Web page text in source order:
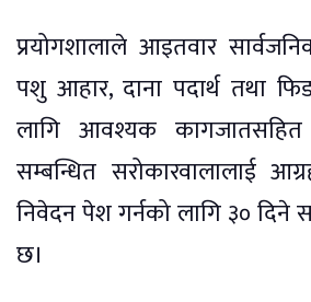
प्रयोगशालाले आइतवार
पशु आहार, दाना पदार्थ तथा
लागि आवश्यक
सम्बन्धित सरोकारवालालाई
निवेदन पेश गर्नको लागि ३० दिने
छ।